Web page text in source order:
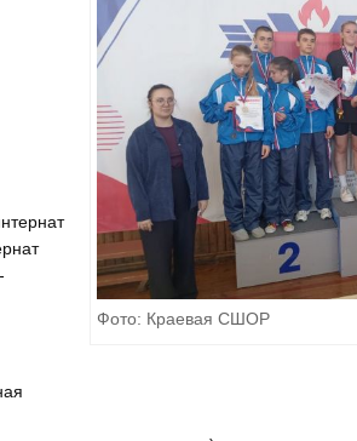
Фото: Краевая СШОР